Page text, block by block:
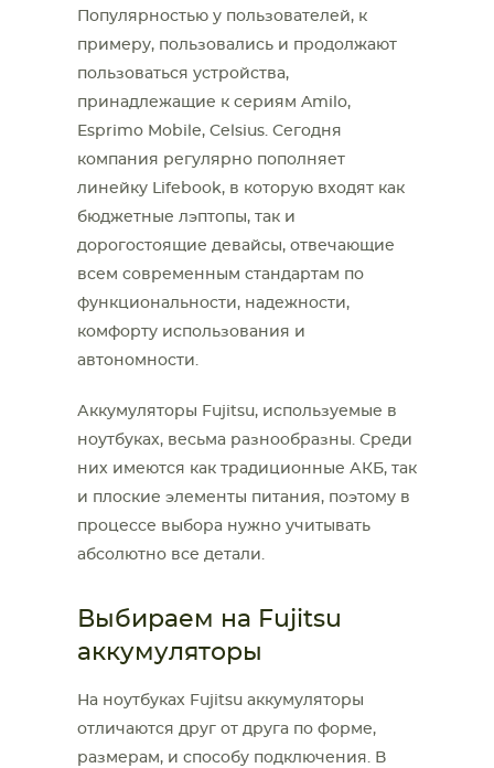
Популярностью у пользователей, к
примеру, пользовались и продолжают
пользоваться устройства,
принадлежащие к сериям Amilo,
Esprimo Mobile, Celsius. Сегодня
компания регулярно пополняет
линейку Lifebook, в которую входят как
бюджетные лэптопы, так и
дорогостоящие девайсы, отвечающие
всем современным стандартам по
функциональности, надежности,
комфорту использования и
автономности.
Аккумуляторы Fujitsu, используемые в
ноутбуках, весьма разнообразны. Среди
них имеются как традиционные АКБ, так
и плоские элементы питания, поэтому в
процессе выбора нужно учитывать
абсолютно все детали.
Выбираем на Fujitsu
аккумуляторы
На ноутбуках Fujitsu аккумуляторы
отличаются друг от друга по форме,
размерам, и способу подключения. В